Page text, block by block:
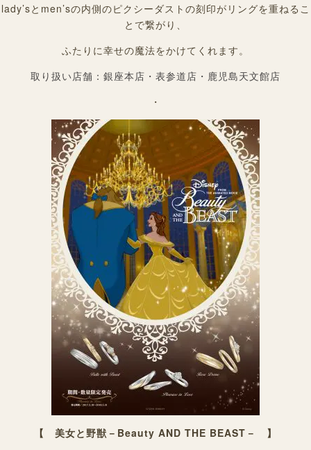
lady’sとmen’sの内側のピクシーダストの刻印がリングを重ねるこ
とで繋がり、
ふたりに幸せの魔法をかけてくれます。
取り扱い店舗：銀座本店・表参道店・鹿児島天文館店
・
【 美女と野獣－Beauty AND THE BEAST－ 】